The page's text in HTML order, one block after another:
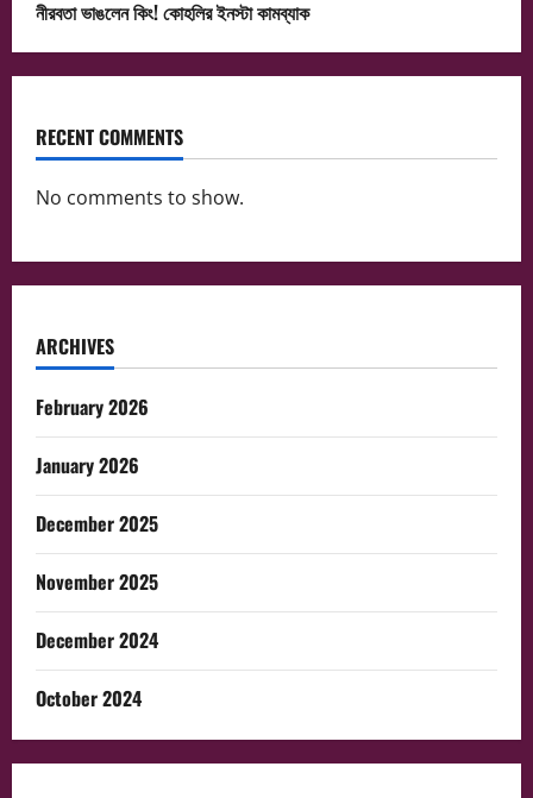
নীরবতা ভাঙলেন কিং! কোহলির ইনস্টা কামব্যাক
RECENT COMMENTS
No comments to show.
ARCHIVES
February 2026
January 2026
December 2025
November 2025
December 2024
October 2024